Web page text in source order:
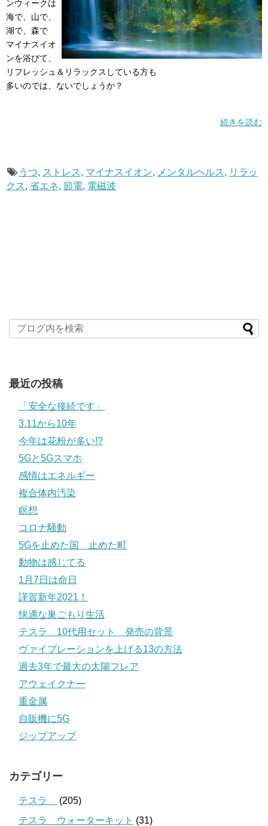
ンウィークは
海で、山で、
湖で、森で
マイナスイオ
ンを浴びて、
リフレッシュ＆リラックスしている方も
多いのでは、ないでしょうか？
続きを読む
うつ, ストレス, マイナスイオン, メンタルヘルス, リラッ
クス, 省エネ, 節電, 電磁波
最近の投稿
「安全な接続です」
3.11から10年
今年は花粉が多い!?
5Gと5Gスマホ
感情はエネルギー
複合体内汚染
瞑想
コロナ騒動
5Gを止めた国 止めた町
動物は感じてる
1月7日は命日
謹賀新年2021！
快適な巣ごもり生活
テスラ 10代用セット 発売の背景
ヴァイブレーションを上げる13の方法
過去3年で最大の太陽フレア
アウェイクナー
重金属
自販機に5G
ジップアップ
カテゴリー
テスラ
(205)
テスラ ウォーターキット (31)